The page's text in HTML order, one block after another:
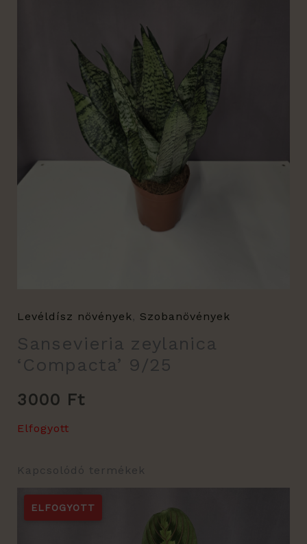
Levéldísz növények, Szobanövények
Sansevieria zeylanica
‘Compacta’ 9/25
3000 Ft
Elfogyott
Kapcsolódó termékek
ELFOGYOTT